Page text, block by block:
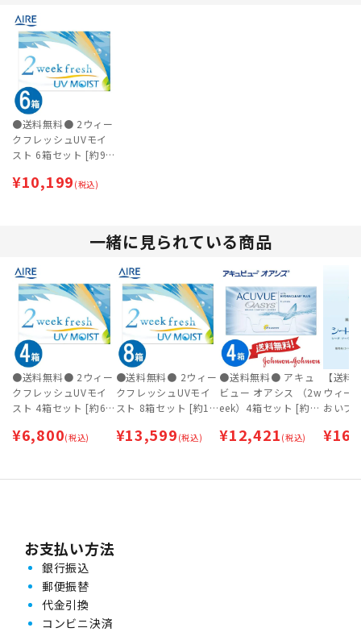
●送料無料● 2ウィー
クフレッシュUVモイ
スト 6箱セット [約9
用】
¥10,199 (税込)
一緒に見られている商品
●送料無料● 2ウィー
クフレッシュUVモイ
スト 4箱セット [約6
用】
¥6,800(税込)
●送料無料● 2ウィー
クフレッシュUVモイ
スト 8箱セット [約1
用】
¥13,599 (税込)
●送料無料● アキュ
ビュー オアシス （2w
eek）4箱セット [約6
用】
¥12,421 (税込)
【送
ウィー
おいプ
|
¥
お支払い方法
銀行振込
郵便振替
代金引換
コンビニ決済